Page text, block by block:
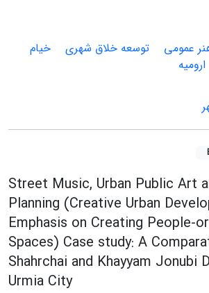
عمومی توسعه خلاق شهری
خیام
ارومیه
Street Music, Urban Public Art
Planning (Creative Urban
Emphasis on Creating People-
Spaces) Case study: A
Shahrchai and Khayyam
Urmia City